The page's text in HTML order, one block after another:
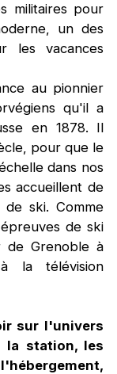
militaires pour
un des
les vacances
au pionnier
qu'il a
en 1878. Il
pour que le
dans nos
accueillent de
de ski. Comme
de ski
de Grenoble à
la télévision
sur l'univers
station, les